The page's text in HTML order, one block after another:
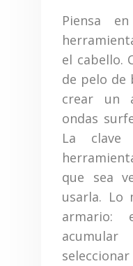
Piensa
el cabello.
de pelo de
crear un
ondas
La
que sea
usarla. Lo